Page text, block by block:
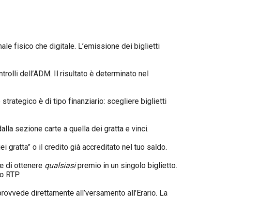
fisico che digitale. L’emissione dei biglietti
dell’ADM. Il risultato è determinato nel
strategico è di tipo finanziario: scegliere biglietti
sezione carte a quella dei gratta e vinci.
gratta” o il credito già accreditato nel tuo saldo.
di ottenere qualsiasipremio in un singolo biglietto.
RTP.
direttamente all’versamento all’Erario. La